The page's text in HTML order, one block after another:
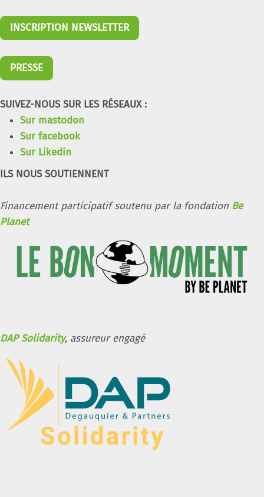
INSCRIPTION NEWSLETTER
PRESSE
SUIVEZ-NOUS SUR LES RÉSEAUX :
Sur mastodon
Sur facebook
Sur Likedin
ILS NOUS SOUTIENNENT
Financement participatif soutenu par la fondation Be
Planet
DAP Solidarity, assureur engagé